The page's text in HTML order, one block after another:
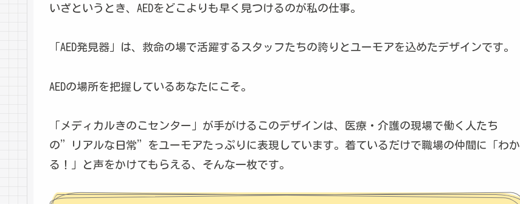
いざというとき、AEDをどこよりも早く見つけるのが私の仕事。
「AED発見器」は、救命の場で活躍するスタッフたちの誇りとユーモアを込めたデザインです。
AEDの場所を把握しているあなたにこそ。
「メディカルきのこセンター」が手がけるこのデザインは、医療・介護の現場で働く人たち
の”リアルな日常”をユーモアたっぷりに表現しています。着ているだけで職場の仲間に「わか
る！」と声をかけてもらえる、そんな一枚です。